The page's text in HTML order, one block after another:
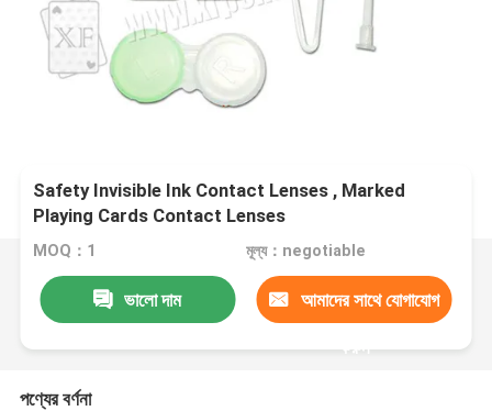
Safety Invisible Ink Contact Lenses , Marked
Playing Cards Contact Lenses
MOQ：1 মূল্য：negotiable
ভালো দাম আমাদের সাথে যোগাযোগ
করুন
পণ্যের বর্ণনা